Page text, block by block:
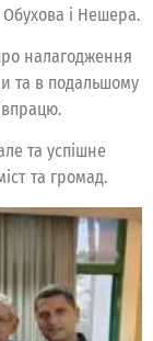
і Нешера.
налагодження
та в подальшому
та успішне
та громад.